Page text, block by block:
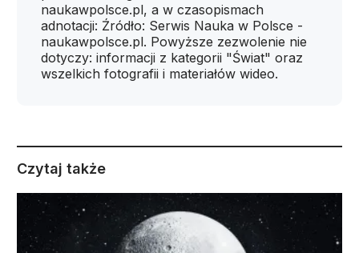
naukawpolsce.pl, a w czasopismach
adnotacji: Źródło: Serwis Nauka w Polsce -
naukawpolsce.pl. Powyższe zezwolenie nie
dotyczy: informacji z kategorii "Świat" oraz
wszelkich fotografii i materiałów wideo.
Czytaj także